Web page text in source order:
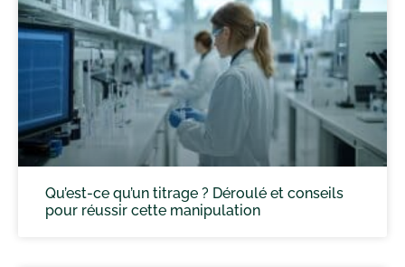
Qu’est-ce qu’un titrage ? Déroulé et conseils
pour réussir cette manipulation